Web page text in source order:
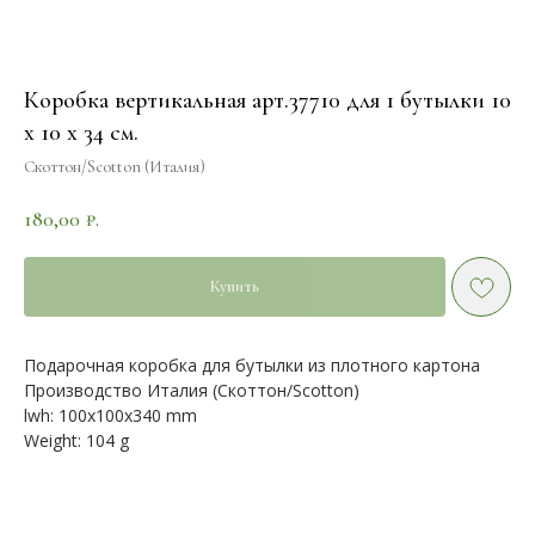
Коробка вертикальная арт.37710 для 1 бутылки 10
х 10 х 34 см.
Скоттон/Scotton (Италия)
180,00 ₽.
Купить
Подарочная коробка для бутылки из плотного картона
Производство Италия (Скоттон/Scotton)
lwh: 100x100x340 mm
Weight: 104 g